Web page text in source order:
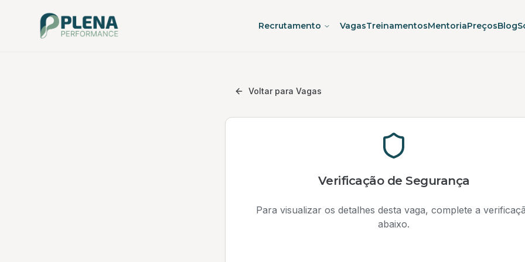
Recrutamento VagasTreinamentosMentoriaPreçosBlog
Voltar para Vagas
Verificação de Segurança
Para visualizar os detalhes desta vaga, complete a
abaixo.